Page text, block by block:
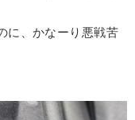
に、かなーり悪戦苦